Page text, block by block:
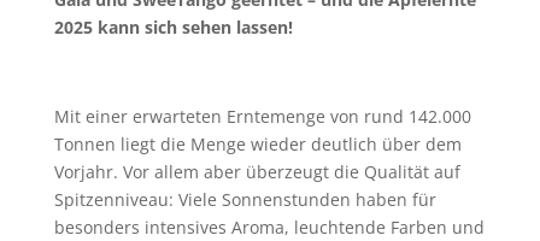
2025 kann sich sehen lassen!
Mit einer erwarteten Erntemenge von rund 142.000
Tonnen liegt die Menge wieder deutlich über dem
Vorjahr. Vor allem aber überzeugt die Qualität auf
Spitzenniveau: Viele Sonnenstunden haben für
besonders intensives Aroma, leuchtende Farben und